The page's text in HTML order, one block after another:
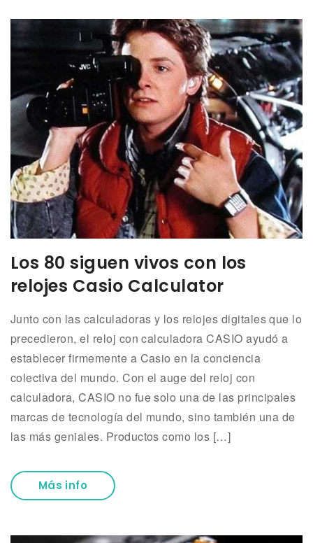
Los 80 siguen vivos con los
relojes Casio Calculator
Junto con las calculadoras y los relojes digitales que lo
precedieron, el reloj con calculadora CASIO ayudó a
establecer firmemente a Casio en la conciencia
colectiva del mundo. Con el auge del reloj con
calculadora, CASIO no fue solo una de las principales
marcas de tecnología del mundo, sino también una de
las más geniales. Productos como los […]
Más info